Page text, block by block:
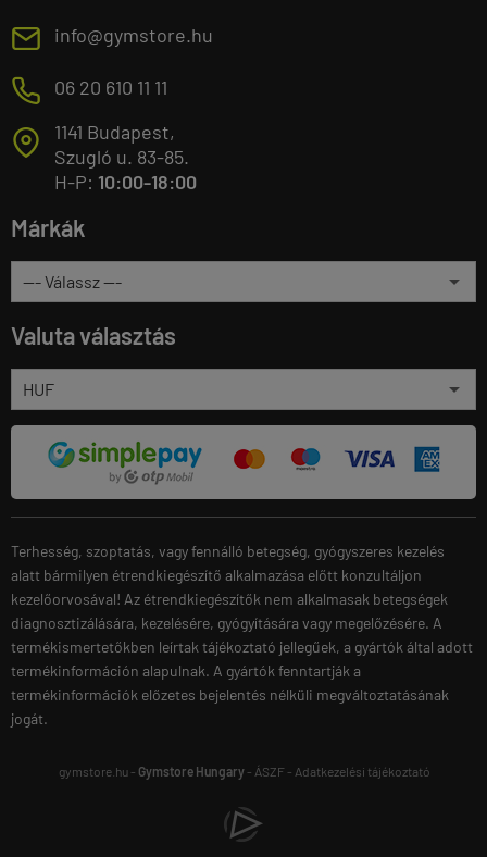
E info@gymstore.hu
M 06 20 610 11 11
T
1141 Budapest,
Szugló u. 83-85.
H-P: 10:00-18:00
Márkák
Valuta választás
Terhesség, szoptatás, vagy fennálló betegség, gyógyszeres kezelés
alatt bármilyen étrendkiegészítő alkalmazása előtt konzultáljon
kezelőorvosával! Az étrendkiegészítők nem alkalmasak betegségek
diagnosztizálására, kezelésére, gyógyítására vagy megelőzésére. A
termékismertetőkben leírtak tájékoztató jellegűek, a gyártók által adott
termékinformáción alapulnak. A gyártók fenntartják a
termékinformációk előzetes bejelentés nélküli megváltoztatásának
jogát.
gymstore.hu - Gymstore Hungary- ÁSZF- Adatkezelési tájékoztató